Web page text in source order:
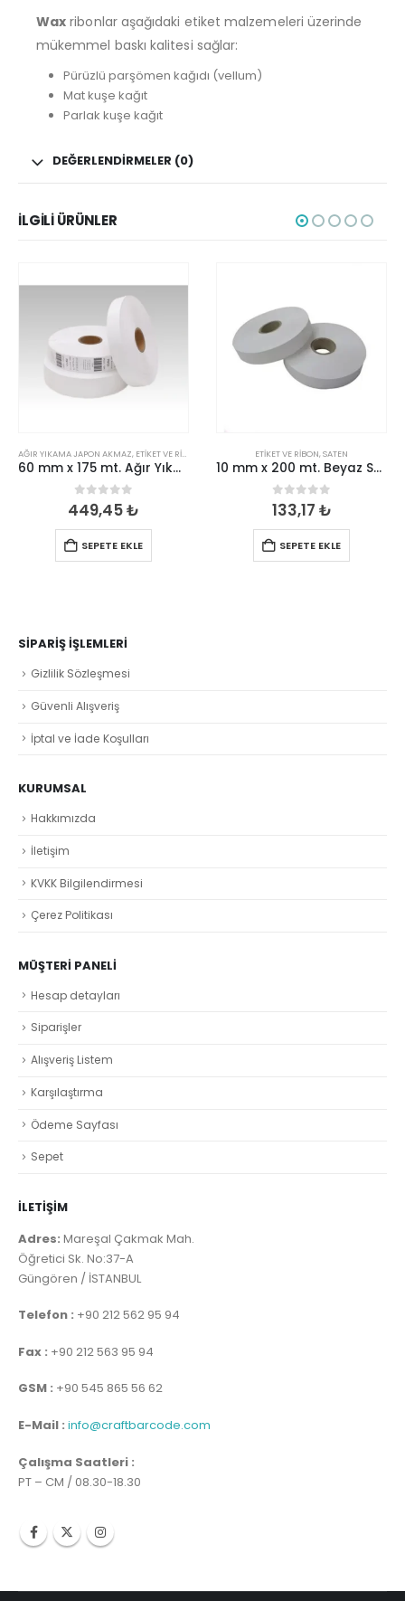
Wax ribonlar aşağıdaki etiket malzemeleri üzerinde
mükemmel baskı kalitesi sağlar:
Pürüzlü parşömen kağıdı (vellum)
Mat kuşe kağıt
Parlak kuşe kağıt
DEĞERLENDIRMELER (0)
İLGILI ÜRÜNLER
AĞIR YIKAMA JAPON AKMAZ, ETIKET VE RIBON
60 mm x 175 mt. Ağır Yıkama Japon Akmaz
0 out of 5
449,45₺
SEPETE EKLE
ETIKET VE RIBON,SATEN
10 mm x 200 mt. Beyaz Saten
0out of 5
133,17 ₺
SEPETE EKLE
SIPARIŞ İŞLEMLERI
Gizlilik Sözleşmesi
Güvenli Alışveriş
İptal ve İade Koşulları
KURUMSAL
Hakkımızda
İletişim
KVKK Bilgilendirmesi
Çerez Politikası
MÜŞTERI PANELI
Hesap detayları
Siparişler
Alışveriş Listem
Karşılaştırma
Ödeme Sayfası
Sepet
İLETİŞİM
Adres: Mareşal Çakmak Mah.
Öğretici Sk. No:37-A
Güngören / İSTANBUL
Telefon : +90 212 562 95 94
Fax : +90 212 563 95 94
GSM : +90 545 865 56 62
E-Mail : info@craftbarcode.com
Çalışma Saatleri :
PT – CM / 08.30-18.30